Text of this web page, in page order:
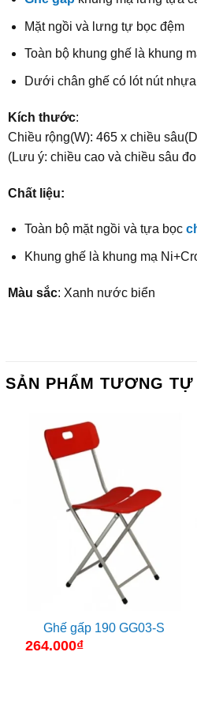
Mặt ngồi và lưng tự bọc đệm
Toàn bộ khung ghế là khung
Dưới chân ghế có lót nút
Kích thước:
Chiều rộng(W): 465 x chiều
(Lưu ý: chiều cao và chiều sâu
Chất liệu:
Toàn bộ mặt ngồi và tựa bọc
Khung ghế là khung mạ
Màu sắc: Xanh nước biển
SẢN PHẨM TƯƠNG TỰ
Ghế gấp 190 GG03-S
264.000₫